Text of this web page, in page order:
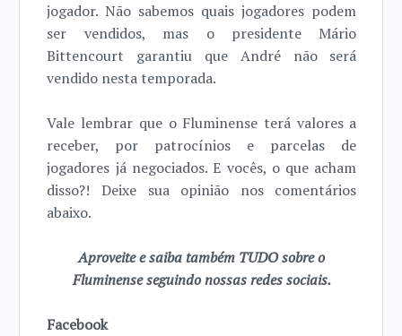
jogador. Não sabemos quais jogadores podem
ser vendidos, mas o presidente Mário
Bittencourt garantiu que André não será
vendido nesta temporada.
Vale lembrar que o Fluminense terá valores a
receber, por patrocínios e parcelas de
jogadores já negociados. E vocês, o que acham
disso?! Deixe sua opinião nos comentários
abaixo.
Aproveite e saiba também TUDO sobre o
Fluminense seguindo nossas redes sociais.
Facebook